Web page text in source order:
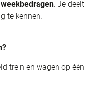
weekbedragen. Je deelt
te kennen.
trein en wagen op één